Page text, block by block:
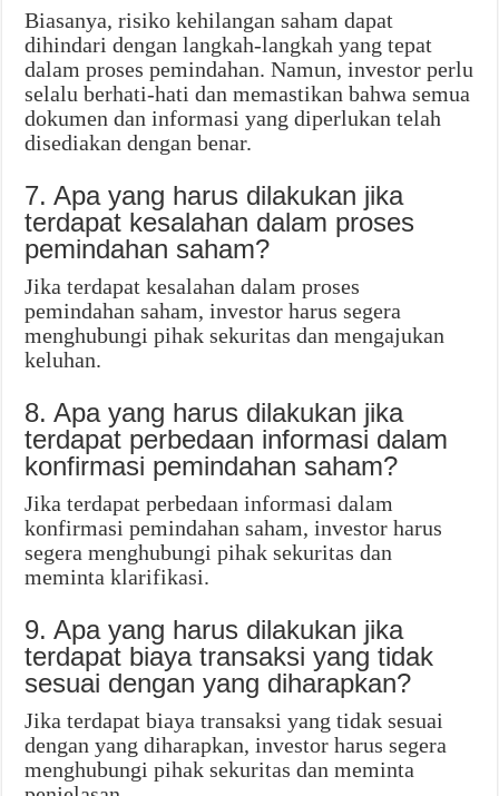
Biasanya, risiko kehilangan saham dapat
dihindari dengan langkah-langkah yang tepat
dalam proses pemindahan. Namun, investor perlu
selalu berhati-hati dan memastikan bahwa semua
dokumen dan informasi yang diperlukan telah
disediakan dengan benar.
7. Apa yang harus dilakukan jika
terdapat kesalahan dalam proses
pemindahan saham?
Jika terdapat kesalahan dalam proses
pemindahan saham, investor harus segera
menghubungi pihak sekuritas dan mengajukan
keluhan.
8. Apa yang harus dilakukan jika
terdapat perbedaan informasi dalam
konfirmasi pemindahan saham?
Jika terdapat perbedaan informasi dalam
konfirmasi pemindahan saham, investor harus
segera menghubungi pihak sekuritas dan
meminta klarifikasi.
9. Apa yang harus dilakukan jika
terdapat biaya transaksi yang tidak
sesuai dengan yang diharapkan?
Jika terdapat biaya transaksi yang tidak sesuai
dengan yang diharapkan, investor harus segera
menghubungi pihak sekuritas dan meminta